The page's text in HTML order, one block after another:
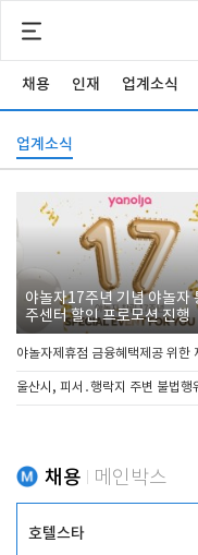
채용 인재 업계소식
업계소식
야놀자17주년 기념 야놀자
주센터 할인 프로모션 진행
야놀자제휴점 금융혜택제공 위한
울산시, 피서․행락지 주변 불법행
채용 메인박스
호텔스타